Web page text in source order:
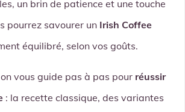
un brin de patience et une touche
pourrez savourer un Irish Coffee
équilibré, selon vos goûts.
vous guide pas à pas pour réussir
: la recette classique, des variantes